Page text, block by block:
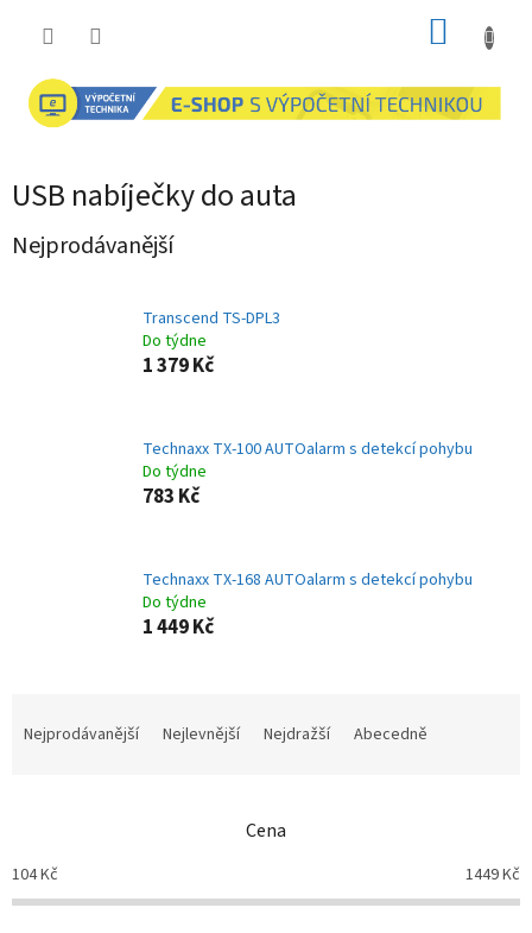
USB nabíječky do auta
Nejprodávanější
Transcend TS-DPL3
Do týdne
1 379 Kč
Technaxx TX-100 AUTOalarm s detekcí pohybu
Do týdne
783 Kč
Technaxx TX-168 AUTOalarm s detekcí pohybu
Do týdne
1 449 Kč
p
r
o
Nejprodávanější Nejlevnější Nejdražší Abecedně
Cena
104Kč 1449Kč